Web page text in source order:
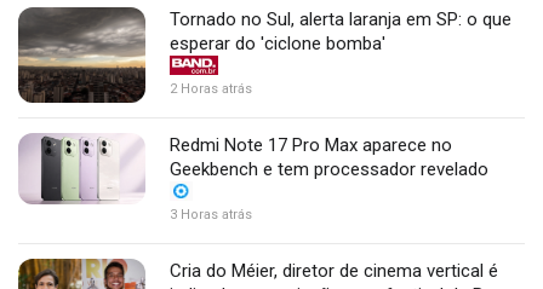
Tornado no Sul, alerta laranja em SP: o que
esperar do 'ciclone bomba'
2 Horas atrás
Redmi Note 17 Pro Max aparece no
Geekbench e tem processador revelado
3 Horas atrás
Cria do Méier, diretor de cinema vertical é